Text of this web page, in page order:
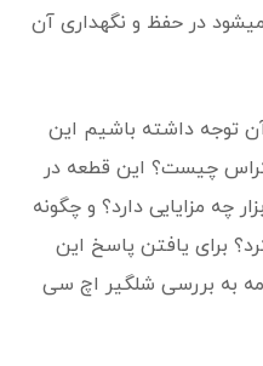
در حفظ و نگهداری آن
توجه داشته باشیم این
چیست؟ این قطعه در
چه مزایایی دارد؟ و چگونه
برای یافتن پاسخ این
به بررسی شلگیر اچ سی